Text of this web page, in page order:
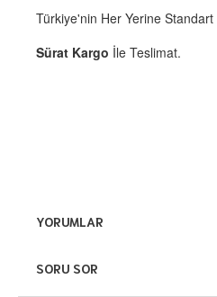
Türkiye'nin Her Yerine Standart
Sürat Kargo İle Teslimat.
YORUMLAR
SORU SOR